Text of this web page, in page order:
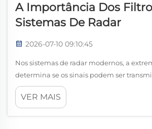
A Importância Dos
Sistemas De Radar
2026-07-10 09:10:45
Nos sistemas de radar modernos, a
determina se os sinais podem ser
processados com precisão. Seja em
radares automotivos, radares de
VER MAIS